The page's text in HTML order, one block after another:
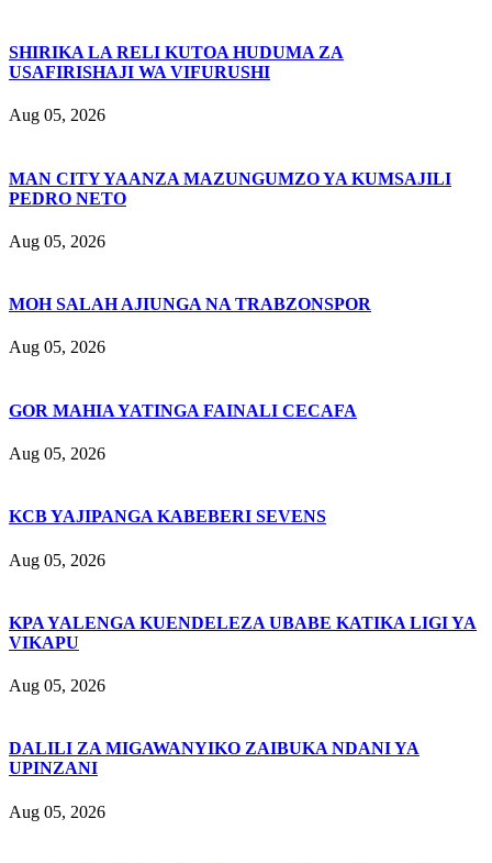
SHIRIKA LA RELI KUTOA HUDUMA ZA
USAFIRISHAJI WA VIFURUSHI
Aug 05, 2026
MAN CITY YAANZA MAZUNGUMZO YA KUMSAJILI
PEDRO NETO
Aug 05, 2026
MOH SALAH AJIUNGA NA TRABZONSPOR
Aug 05, 2026
GOR MAHIA YATINGA FAINALI CECAFA
Aug 05, 2026
KCB YAJIPANGA KABEBERI SEVENS
Aug 05, 2026
KPA YALENGA KUENDELEZA UBABE KATIKA LIGI YA
VIKAPU
Aug 05, 2026
DALILI ZA MIGAWANYIKO ZAIBUKA NDANI YA
UPINZANI
Aug 05, 2026